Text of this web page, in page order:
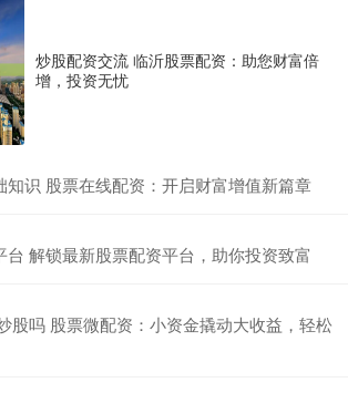
炒股配资交流 临沂股票配资：助您财富倍
增，投资无忧
知识 股票在线配资：开启财富增值新篇章
台 解锁最新股票配资平台，助你投资致富
股吗 股票微配资：小资金撬动大收益，轻松